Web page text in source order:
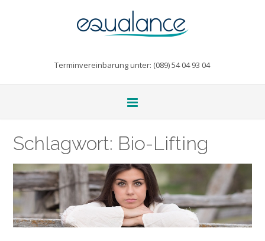
Terminvereinbarung unter: (089) 54 04 93 04
Schlagwort: Bio-Lifting